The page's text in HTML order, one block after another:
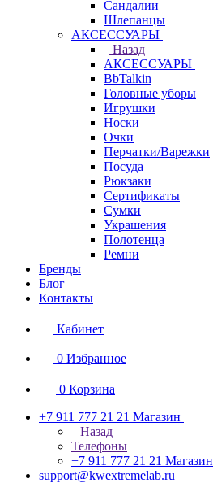
Сандалии
Шлепанцы
АКСЕССУАРЫ
Назад
АКСЕССУАРЫ
BbTalkin
Головные уборы
Игрушки
Носки
Очки
Перчатки/Варежки
Посуда
Рюкзаки
Сертификаты
Сумки
Украшения
Полотенца
Ремни
Бренды
Блог
Контакты
Кабинет
0 Избранное
0 Корзина
+7 911 777 21 21 Магазин
Назад
Телефоны
+7 911 777 21 21 Магазин
support@kwextremelab.ru